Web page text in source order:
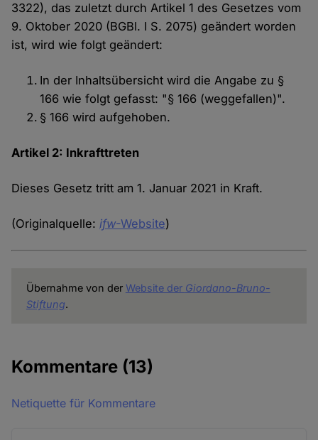
3322), das zuletzt durch Artikel 1 des Gesetzes vom
9. Oktober 2020 (BGBl. I S. 2075) geändert worden
ist, wird wie folgt geändert:
In der Inhaltsübersicht wird die Angabe zu §
166 wie folgt gefasst: "§ 166 (weggefallen)".
§ 166 wird aufgehoben.
Artikel 2: Inkrafttreten
Dieses Gesetz tritt am 1. Januar 2021 in Kraft.
(Originalquelle:ifw-Website)
Übernahme von der Website der Giordano-Bruno-
Stiftung.
Kommentare (13)
Netiquette für Kommentare